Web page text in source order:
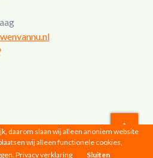
2026 |Privacyverklaring
daarom slaan wij alleen anoniem website
wij alleen functionele cookies,
Privacy verklaring Sluiten